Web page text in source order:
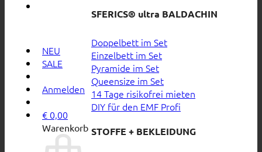
NEU
SALE
Anmelden
€ 0,00
Warenkorb
SFERICS® ultra BALDACHIN
Doppelbett im Set
Einzelbett im Set
Pyramide im Set
Queensize im Set
14 Tage risikofrei mieten
DIY für den EMF Profi
STOFFE + BEKLEIDUNG